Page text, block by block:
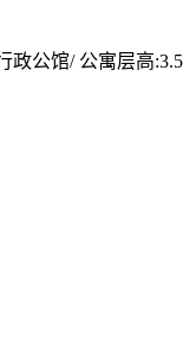
公馆/ 公寓层高